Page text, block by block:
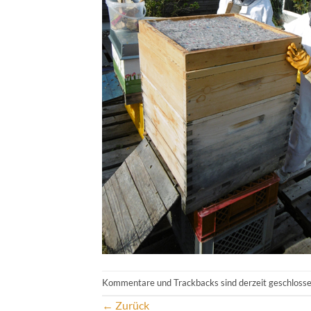
Kommentare und Trackbacks sind derzeit
← Zurück